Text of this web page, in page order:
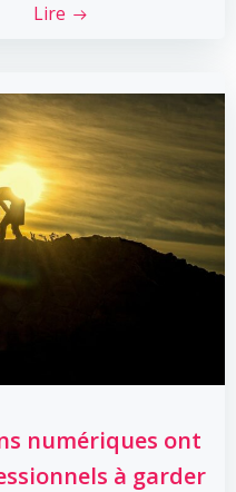
Lire
numériques ont
à garder